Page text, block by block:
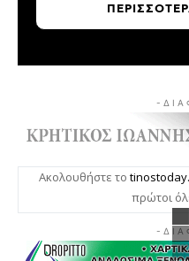
- Δ Ι Α
Ακολουθήστε το
πρώτοι
- Δ Ι Α